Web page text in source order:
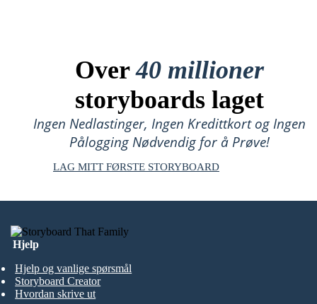
Over40 millioner
storyboards laget
Ingen Nedlastinger, Ingen Kredittkort og Ingen
Pålogging Nødvendig for å Prøve!
LAG MITT FØRSTE STORYBOARD
Hjelp
Hjelp og vanlige spørsmål
Storyboard Creator
Hvordan skrive ut